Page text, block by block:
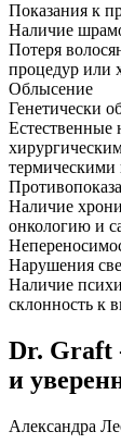
Показания к
Наличие
Потеря
процедур или
Облысение
Генетически
Естественные
термическими
Наличие
онкологию и
Нарушения
Наличие
склонность к
Dr. Graft
и
Александра